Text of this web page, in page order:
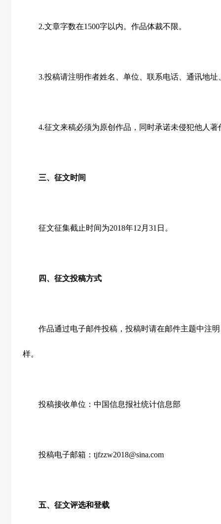
2.文章字数在1500字以内。作品体裁不限。
3.投稿请注明作者姓名、单位、联系电话、通讯地址
4.征文来稿必须为原创作品，同时承诺未侵犯他人著
三、征文时间
征文征集截止时间为2018年12 月 31 日。
四、征文投稿方式
作品通过电子邮件投稿，投稿时请在邮件主题中注明
样。
投稿接收单位：中国信息报社统计信息部
投稿电子邮箱： tjfzzw2018@sina.com
五、征文评选和登载